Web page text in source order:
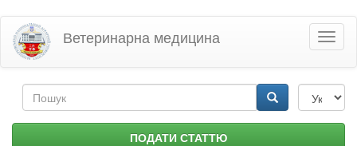
Перейти
основного
матеріалу
Ветеринарна медицина
Пошукова
форма ПОДАТИ СТАТТЮ